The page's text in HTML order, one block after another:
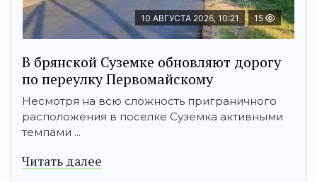
10 АВГУСТА 2026, 10:21 15
В брянской Суземке обновляют дорогу
по переулку Первомайскому
Несмотря на всю сложность приграничного
расположения в поселке Суземка активными
темпами ...
Читать далее